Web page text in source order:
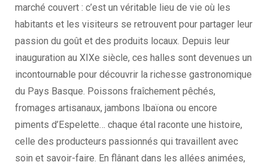
marché couvert : c’est un véritable lieu de vie où les
habitants et les visiteurs se retrouvent pour partager leur
passion du goût et des produits locaux. Depuis leur
inauguration au XIXe siècle, ces halles sont devenues un
incontournable pour découvrir la richesse gastronomique
du Pays Basque. Poissons fraîchement pêchés,
fromages artisanaux, jambons Ibaïona ou encore
piments d’Espelette… chaque étal raconte une histoire,
celle des producteurs passionnés qui travaillent avec
soin et savoir-faire. En flânant dans les allées animées,